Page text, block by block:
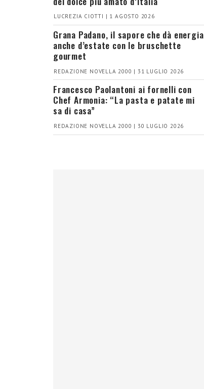
LUCREZIA CIOTTI | 1 AGOSTO 2026
Grana Padano, il sapore che dà energia
anche d’estate con le bruschette
gourmet
REDAZIONE NOVELLA 2000 | 31 LUGLIO 2026
Francesco Paolantoni ai fornelli con
Chef Armonia: “La pasta e patate mi
sa di casa”
REDAZIONE NOVELLA 2000 | 30 LUGLIO 2026